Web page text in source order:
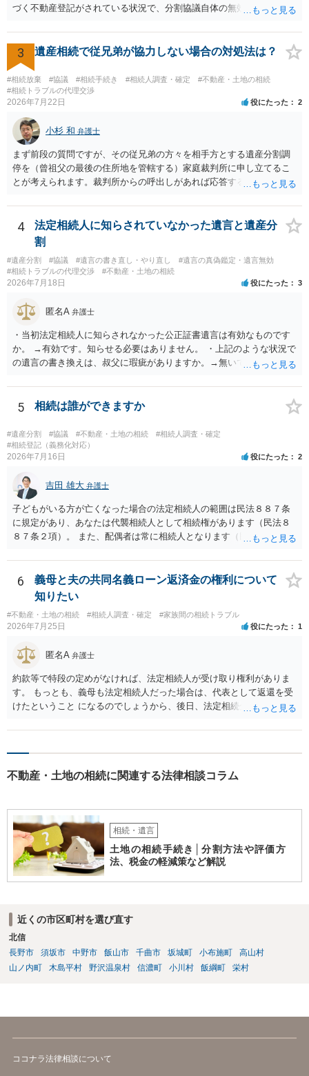
づく不動産登記がされている状況で、分割協議自体の無効を裁判所が
方の訴訟の主張及び立証次第ですが、 ・御祖母様の認知能力に関する
医師の意見書、筆跡鑑定 が提出されればその効力が否定される可能性
はありますが、 ・伯母様自身が分割協議に加わっていること ・御祖母
様の意に反する遺産分割協議を行う実益が誰にあったかの立証が困難
であること からすると、実際に遺産分割協議の効力が否定される可能
性はそれほど高くない（立証のハードルは非常に高い）ということが
言えると思います。
3 遺産相続で従兄弟が協力しない場合の対処法は？
#相続放棄 #協議 #相続手続き #相続人調査・確定
#不動産・土地の相続
#相続トラブルの代理交渉
2026年7月22日 役にたった 2
小杉 和 弁護士
まず前段の質問ですが、その従兄弟の方々を相手方とする遺産分割調
停を（曾祖父の最後の住所地を管轄する）家庭裁判所に申し立てるこ
とが考えられます。裁判所からの呼出しがあれば応答する可能性がま
能と思われます。時間が思った以上にないので必要書類をてきぱきと
揃える必要があります。その点是非御注意ください。
4
法定相続人に知らされていなかった遺言と遺産分
割
#遺産分割 #協議 #遺言の書き直し・やり直し
#遺言の真偽鑑定・遺言無効
#相続トラブルの代理交渉
#不動産・土地の相続
2026年7月18日 役にたった 3
匿名A 弁護士
・当初法定相続人に知らされなかった公正証書遺言は有効なものです
か。 →有効です。知らせる必要はありません。 ・上記のような状況で
の遺言の書き換えは、叔父に瑕疵がありますか。→無いです。 ・分割
ますか。 →本人が自由に決められますので、どこが妥当とは言えない
です。客観的な基準もありません。 ・できれば穏やかに、分割を拒否
することはできますか。 →分割を拒否するということは、遺産はいら
ないということでしょうか。遺言で、受取を指定されててもいらない
と拒否することはできます。理由を説明する必要はありません。
5 相続は誰ができますか
#遺産分割 #協議 #不動産・土地の相続
#相続人調査・確定
#相続登記（義務化対応）
2026年7月16日 役にたった 2
吉田 雄大 弁護士
子どもがいる方が亡くなった場合の法定相続人の範囲は民法８８７条
に規定があり、あなたは代襲相続人として相続権があります（民法８
８７条２項）。 また、配偶者は常に相続人となります（民法８９０
も相続権があります。つまり、孫５人に加えて「おじ又はおば」にも
相続権がある可能性があります。
6
義母と夫の共同名義ローン返済金の権利について
知りたい
#不動産・土地の相続 #相続人調査・確定 #家族間の相続トラブル
2026年7月25日 役にたった 1
匿名A 弁護士
約款等で特段の定めがなければ、法定相続人が受け取り権利がありま
す。 もっとも、義母も法定相続人だった場合は、代表として返還を受
けたということ になるのでしょうから、後日、法定相続分に基づいて
不動産・土地の相続に関連する法律相談コラム
相続・遺言
土地の相続手続き│分割方法や評価方
法、税金の軽減策など解説
近くの市区町村を選び直す
北信
長野市
須坂市 中野市 飯山市 千曲市 坂城町 小布施町
高山村
山ノ内町
木島平村 野沢温泉村 信濃町 小川村 飯綱町 栄村
ココナラ法律相談について